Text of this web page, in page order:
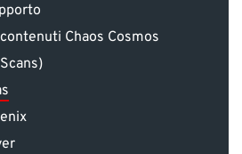
Chaos Cosmos